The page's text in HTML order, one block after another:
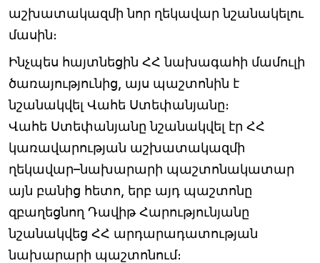
աշխատակազմի նոր ղեկավար նշանակելու
մասին։
Ինչպես հայտնեցին ՀՀ նախագահի մամուլի
ծառայությունից, այս պաշտոնին է
նշանակվել Վահե Ստեփանյանը։
Վահե Ստեփանյանը նշանակվել էր ՀՀ
կառավարության աշխատակազմի
ղեկավար–նախարարի պաշտոնակատար
այն բանից հետո, երբ այդ պաշտոնը
զբաղեցնող Դավիթ Հարությունյանը
նշանակվեց ՀՀ արդարադատության
նախարարի պաշտոնում։